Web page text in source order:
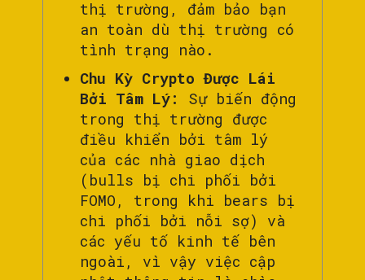
thị trường, đảm bảo bạn
an toàn dù thị trường có
tình trạng nào.
Chu Kỳ Crypto Được Lái
Bởi Tâm Lý:
Sự biến động
trong thị trường được
điều khiển bởi tâm lý
của các nhà giao dịch
(bulls bị chi phối bởi
FOMO, trong khi bears bị
chi phối bởi nỗi sợ) và
các yếu tố kinh tế bên
ngoài, vì vậy việc cập